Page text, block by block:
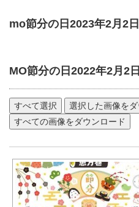
mo節分の日2023年2月2日
MO節分の日2022年2月2日